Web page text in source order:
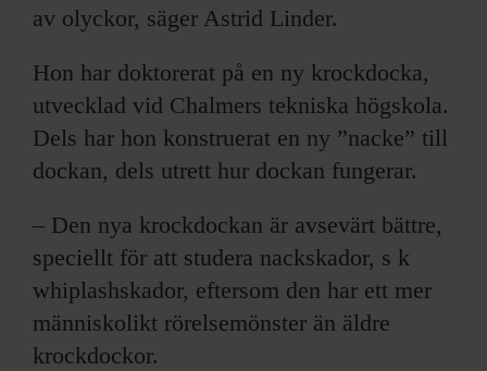
av olyckor, säger Astrid Linder.
Hon har doktorerat på en ny krockdocka,
utvecklad vid Chalmers tekniska högskola.
Dels har hon konstruerat en ny ”nacke” till
dockan, dels utrett hur dockan fungerar.
– Den nya krockdockan är avsevärt bättre,
speciellt för att studera nackskador, s k
whiplashskador, eftersom den har ett mer
människolikt rörelsemönster än äldre
krockdockor.